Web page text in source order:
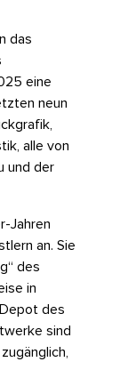
das
eine
neun
alle von
und der
Jahren
an. Sie
des
in
des
sind